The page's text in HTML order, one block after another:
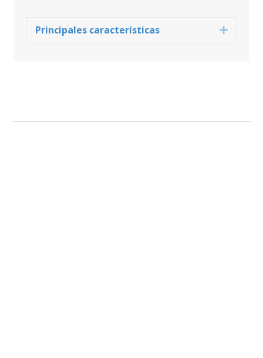
Principales características Expand